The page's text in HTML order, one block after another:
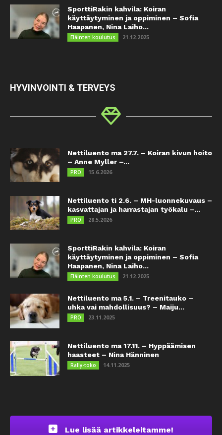
SporttiRakin kahvila: Koiran
käyttäytyminen ja oppiminen – Sofia
Haapanen, Nina Laiho...
Eläinten koulutus 21.12.2025
HYVINVOINTI & TERVEYS
Nettiluento ma 27.7. – Koiran kivun hoito
– Anne Myller –...
PRO 15.6.2026
Nettiluento ti 2.6. – MH-luonnekuvaus –
kasvattajan ja harrastajan työkalu –...
PRO 28.5.2026
SporttiRakin kahvila: Koiran
käyttäytyminen ja oppiminen – Sofia
Haapanen, Nina Laiho...
Eläinten koulutus 21.12.2025
Nettiluento ma 5.1. – Treenitauko –
uhka vai mahdollisuus? – Maiju...
PRO 23.11.2025
Nettiluento ma 17.11. – Hyppäämisen
haasteet – Nina Hänninen
Rally-toko 14.11.2025
Lue lisää artikkeleitamme!